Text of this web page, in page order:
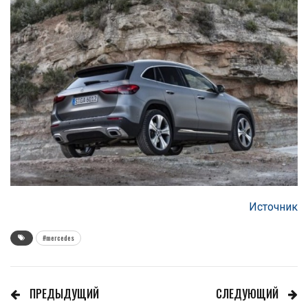
Источник
#mercedes
ПРЕДЫДУЩИЙ
СЛЕДУЮЩИЙ